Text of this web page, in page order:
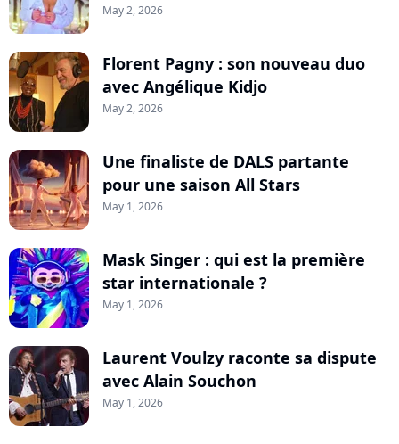
May 2, 2026
Florent Pagny : son nouveau duo
avec Angélique Kidjo
May 2, 2026
Une finaliste de DALS partante
pour une saison All Stars
May 1, 2026
Mask Singer : qui est la première
star internationale ?
May 1, 2026
Laurent Voulzy raconte sa dispute
avec Alain Souchon
May 1, 2026